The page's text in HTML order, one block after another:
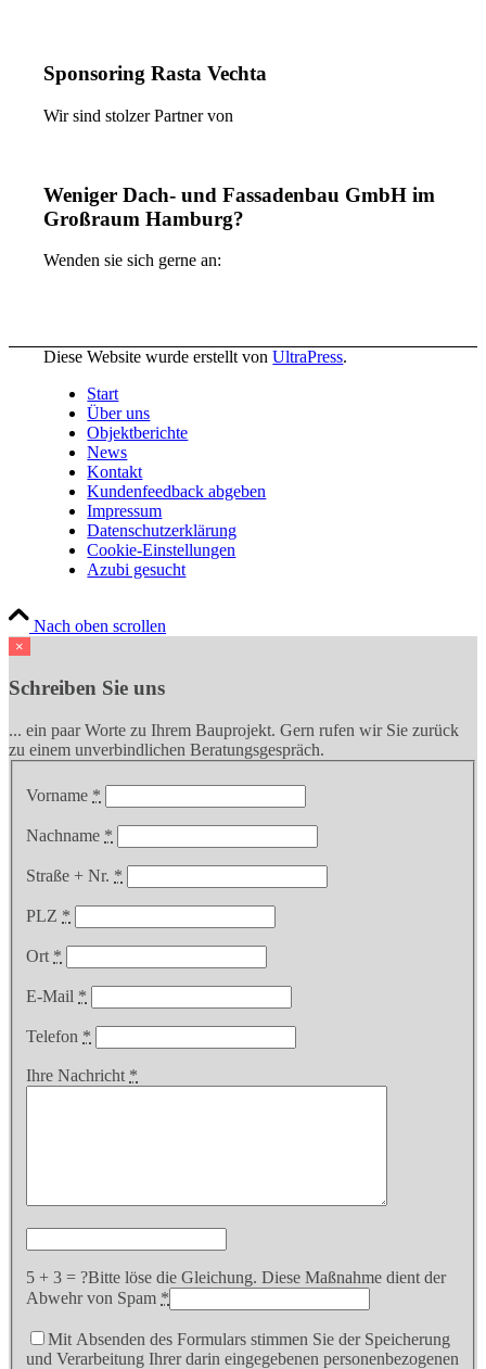
Sponsoring Rasta Vechta
Wir sind stolzer Partner von
Weniger Dach- und Fassadenbau GmbH im
Großraum Hamburg?
Wenden sie sich gerne an:
Diese Website wurde erstellt vonUltraPress.
Start
Über uns
Objektberichte
News
Kontakt
Kundenfeedback abgeben
Impressum
Datenschutzerklärung
Cookie-Einstellungen
Azubi gesucht
Nach oben scrollen
×
Schreiben Sie uns
... ein paar Worte zu Ihrem Bauprojekt. Gern rufen wir Sie zurück
zu einem unverbindlichen Beratungsgespräch.
Vorname *
Nachname *
Straße + Nr. *
PLZ *
Ort *
E-Mail *
Telefon *
Ihre Nachricht *
5 + 3 = ?Bitte löse die Gleichung. Diese Maßnahme dient der
Abwehr von Spam *
Mit Absenden des Formulars stimmen Sie der Speicherung
und Verarbeitung Ihrer darin eingegebenen personenbezogenen